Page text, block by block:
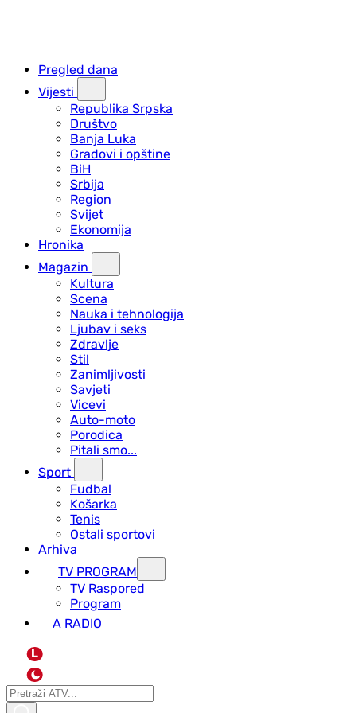
Pregled dana
Vijesti
Republika Srpska
Društvo
Banja Luka
Gradovi i opštine
BiH
Srbija
Region
Svijet
Ekonomija
Hronika
Magazin
Kultura
Scena
Nauka i tehnologija
Ljubav i seks
Zdravlje
Stil
Zanimljivosti
Savjeti
Vicevi
Auto-moto
Porodica
Pitali smo...
Sport
Fudbal
Košarka
Tenis
Ostali sportovi
Arhiva
TV PROGRAM
ТV Raspored
Program
A RADIO
L